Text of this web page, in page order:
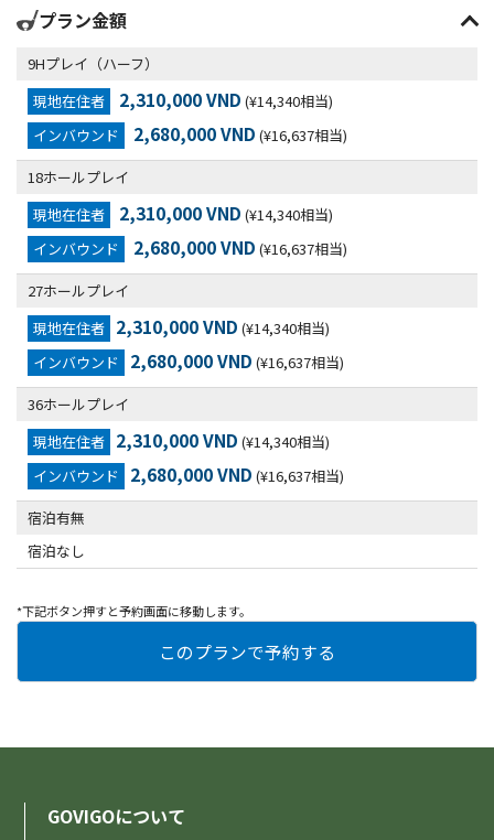
プラン金額
9Hプレイ（ハーフ）
現地在住者
2,310,000 VND (¥14,340相当)
インバウンド
2,680,000 VND (¥16,637相当)
18ホールプレイ
現地在住者
2,310,000 VND (¥14,340相当)
インバウンド
2,680,000 VND (¥16,637相当)
27ホールプレイ
現地在住者 2,310,000 VND (¥14,340相当)
インバウンド
2,680,000 VND (¥16,637相当)
36ホールプレイ
現地在住者 2,310,000 VND (¥14,340相当)
インバウンド
2,680,000 VND (¥16,637相当)
宿泊有無
宿泊なし
*下記ボタン押すと予約画面に移動します。
GOVIGOについて